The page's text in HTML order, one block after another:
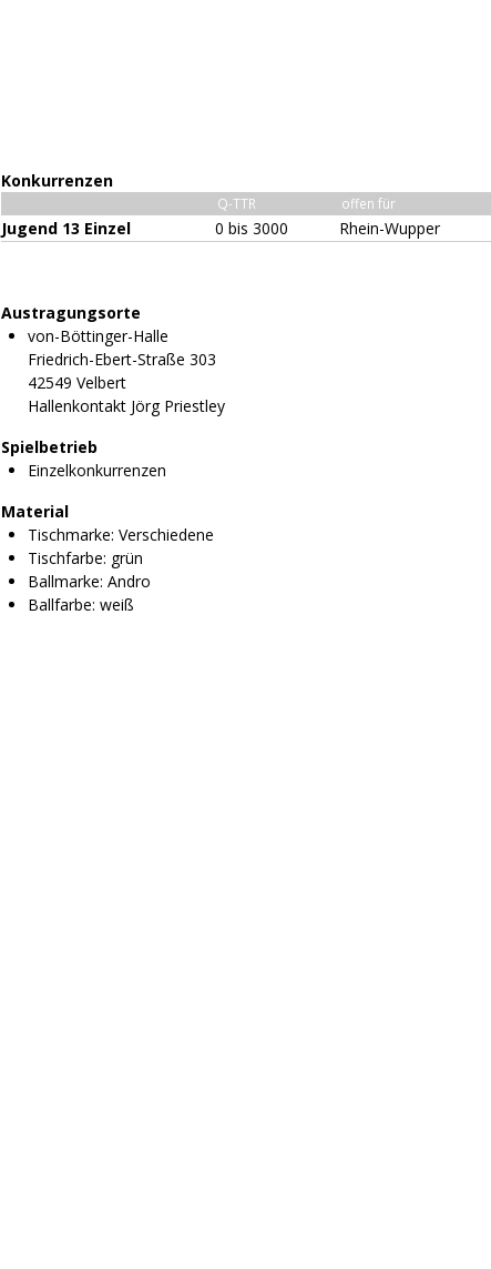
Konkurrenzen
Q-TTR offen für
Jugend 13 Einzel 0 bis 3000 Rhein-Wupper
Austragungsorte
von-Böttinger-Halle
Friedrich-Ebert-Straße 303
42549 Velbert
Hallenkontakt Jörg Priestley
Spielbetrieb
Einzelkonkurrenzen
Material
Tischmarke: Verschiedene
Tischfarbe: grün
Ballmarke: Andro
Ballfarbe: weiß